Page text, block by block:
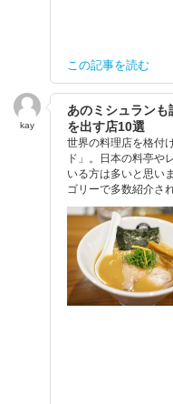
この記事を読む
kay
あのミシュラン
を出す店10選
世界の料理店を格付
ド」。日本の料亭や
いる方は多いと思い
ゴリーで多数紹介さ